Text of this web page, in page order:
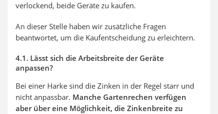
verlockend, beide Geräte zu kaufen.
An dieser Stelle haben wir zusätzliche Fragen
beantwortet, um die Kaufentscheidung zu erleichtern.
4.1. Lässt sich die Arbeitsbreite der Geräte
anpassen?
Bei einer Harke sind die Zinken in der Regel starr und
nicht anpassbar. Manche Gartenrechen verfügen
aber über eine Möglichkeit, die Zinkenbreite zu